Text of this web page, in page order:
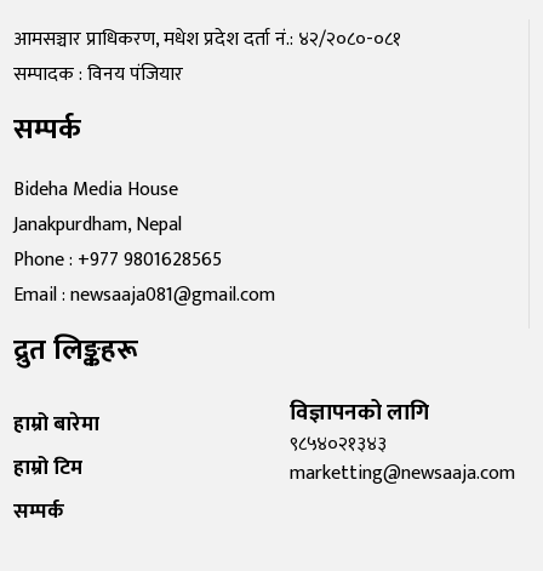
आमसञ्चार प्राधिकरण, मधेश प्रदेश दर्ता नं.: ४२/२०८०-०८१
सम्पादक : विनय पंजियार
सम्पर्क
Bideha Media House
Janakpurdham, Nepal
Phone : +977 9801628565
Email : newsaaja081@gmail.com
द्रुत लिङ्कहरू
हाम्रो बारेमा
हाम्रो टिम
सम्पर्क
विज्ञापनको लागि
९८५४०२१३४३
marketting@newsaaja.com